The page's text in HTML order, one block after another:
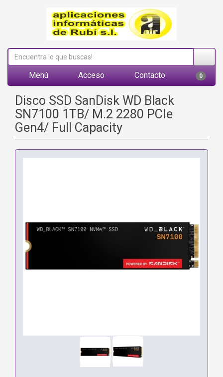
Menú Acceso Contacto 0
Disco SSD SanDisk WD Black
SN7100 1TB/ M.2 2280 PCIe
Gen4/ Full Capacity